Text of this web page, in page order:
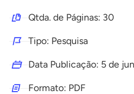
Qtda. de Páginas: 30
Tipo: Pesquisa
Data Publicação: 5 de
Formato: PDF